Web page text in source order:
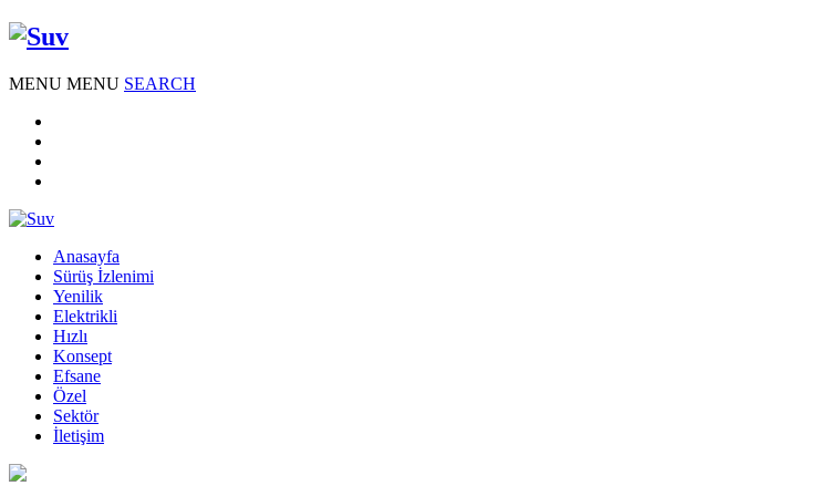
MENU MENU SEARCH
Anasayfa
Sürüş İzlenimi
Yenilik
Elektrikli
Hızlı
Konsept
Efsane
Özel
Sektör
İletişim